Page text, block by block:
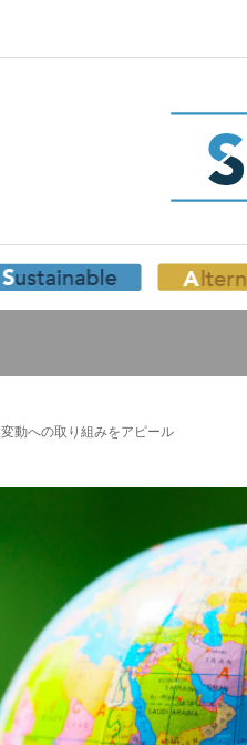
動への取り組みをアピール